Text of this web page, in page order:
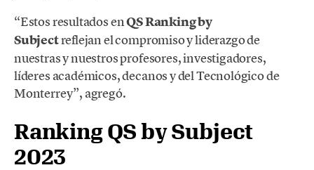
“Estos resultados enQS Ranking by
Subjectreflejan el compromiso y liderazgo de
nuestras y nuestros profesores, investigadores,
líderes académicos, decanos y del Tecnológico de
Monterrey”, agregó.
Ranking QS by Subject
2023